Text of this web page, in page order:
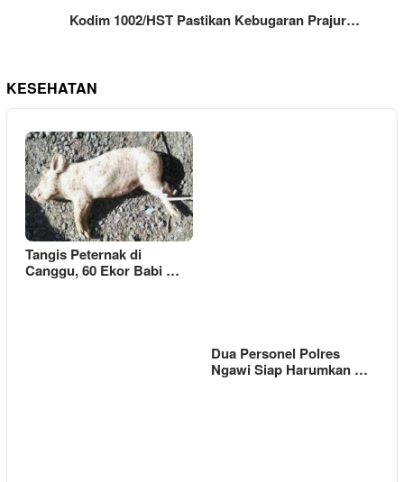
Kodim 1002/HST Pastikan Kebugaran Prajur…
KESEHATAN
Tangis Peternak di
Canggu, 60 Ekor Babi …
Dua Personel Polres
Ngawi Siap Harumkan …